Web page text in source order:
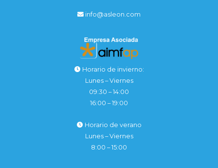
info@asleon.com
Horario de invierno:
Lunes – Viernes
09:30 – 14:00
16:00 – 19:00
Horario de verano
Lunes – Viernes
8:00 – 15:00